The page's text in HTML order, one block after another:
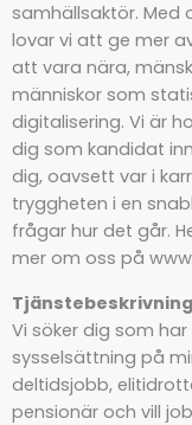
samhällsaktör. Med
lovar vi att ge mer
att vara nära,
människor som
digitalisering. Vi är
dig som kandidat
dig, oavsett var i
tryggheten i en
frågar hur det går.
mer om oss på
Tjänstebeskrivning
Vi söker dig som
sysselsättning på
deltidsjobb,
pensionär och vill